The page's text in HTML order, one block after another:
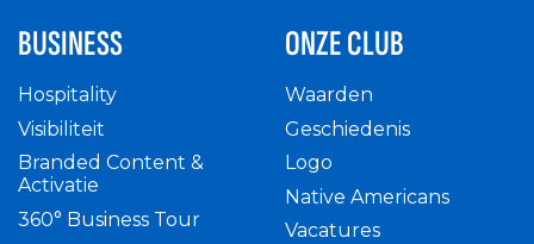
BUSINESS
Hospitality
Visibiliteit
Branded Content &
Activatie
360° Business Tour
ONZE CLUB
Waarden
Geschiedenis
Logo
Native Americans
Vacatures